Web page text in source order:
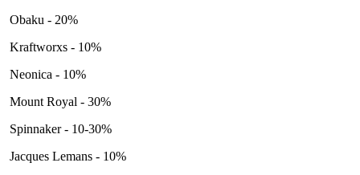
Obaku - 20%
Kraftworxs - 10%
Neonica - 10%
Mount Royal - 30%
Spinnaker - 10-30%
Jacques Lemans - 10%